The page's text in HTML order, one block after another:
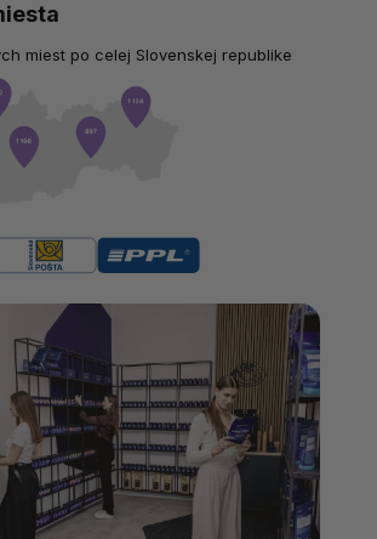
miest po celej Slovenskej republike